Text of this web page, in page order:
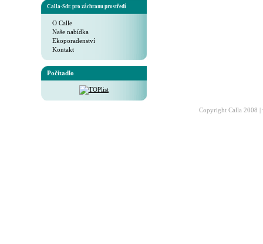
Calla-Sdr. pro záchranu prostředí
O Calle
Naše nabídka
Ekoporadenství
Kontakt
Počítadlo
Copyright Calla 2008 |